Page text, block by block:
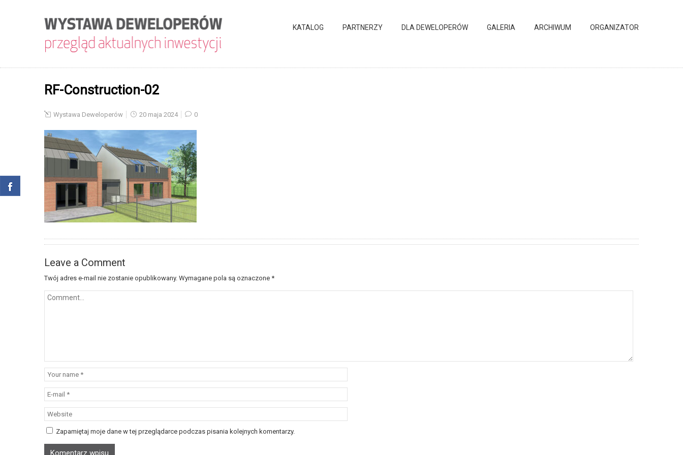
KATALOG PARTNERZY DLA DEWELOPERÓW GALERIA ARCHIWUM ORGANIZATOR
RF-Construction-02
Wystawa Deweloperów 20 maja 2024 0
Leave a Comment
Twój adres e-mail nie zostanie opublikowany. Wymagane pola są oznaczone *
Zapamiętaj moje dane w tej przeglądarce podczas pisania kolejnych komentarzy.